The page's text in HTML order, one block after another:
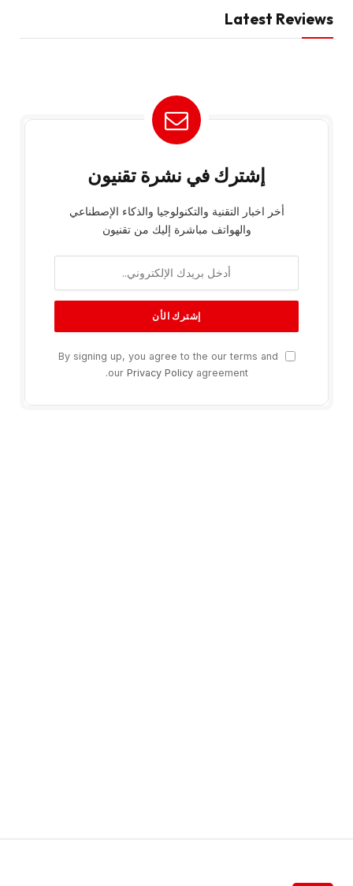
Latest Reviews
إشترك في نشرة تقنيون
أخر اخبار التقنية والتكنولوجيا والذكاء الإصطناعي
والهواتف مباشرة إليك من تقنيون
By signing up, you agree to the our terms and
our Privacy Policyagreement.